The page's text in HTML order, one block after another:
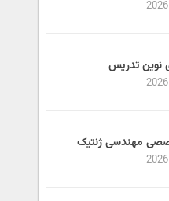
نوین تدریس
مهندسی ژنتیک